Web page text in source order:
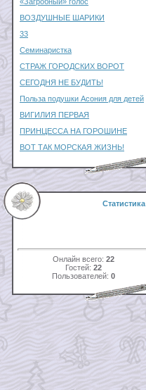
ВОЗДУШНЫЕ ШАРИКИ
33
Семинаристка
СТРАЖ ГОРОДСКИХ ВОРОТ
СЕГОДНЯ НЕ БУДИТЬ!
Польза подушки Асония для детей
ВИГИЛИЯ ПЕРВАЯ
ПРИНЦЕССА НА ГОРОШИНЕ
ВОТ ТАК МОРСКАЯ ЖИЗНЬ!
Статистика
Онлайн всего: 22
Гостей: 22
Пользователей: 0